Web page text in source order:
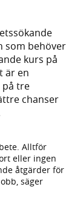
som behöver
kurs på
är en
på tre
chanser
Alltför
eller ingen
åtgärder för
säger